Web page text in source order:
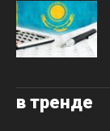
в тренде